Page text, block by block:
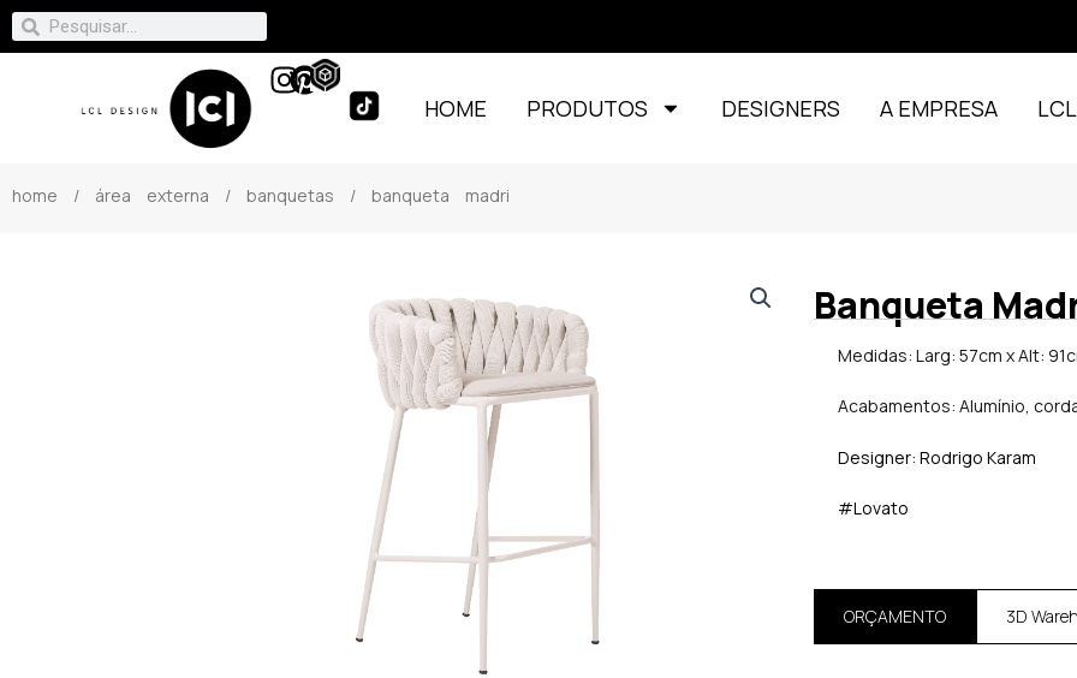
HOME PRODUTOS DESIGNERS A EMPRESA
home / área externa / banquetas / banqueta madri
Banqueta
Medidas: Larg: 57cm x Alt:
Acabamentos: Alumínio,
Designer: Rodrigo Karam
#Lovato
ORÇAMENTO 3D